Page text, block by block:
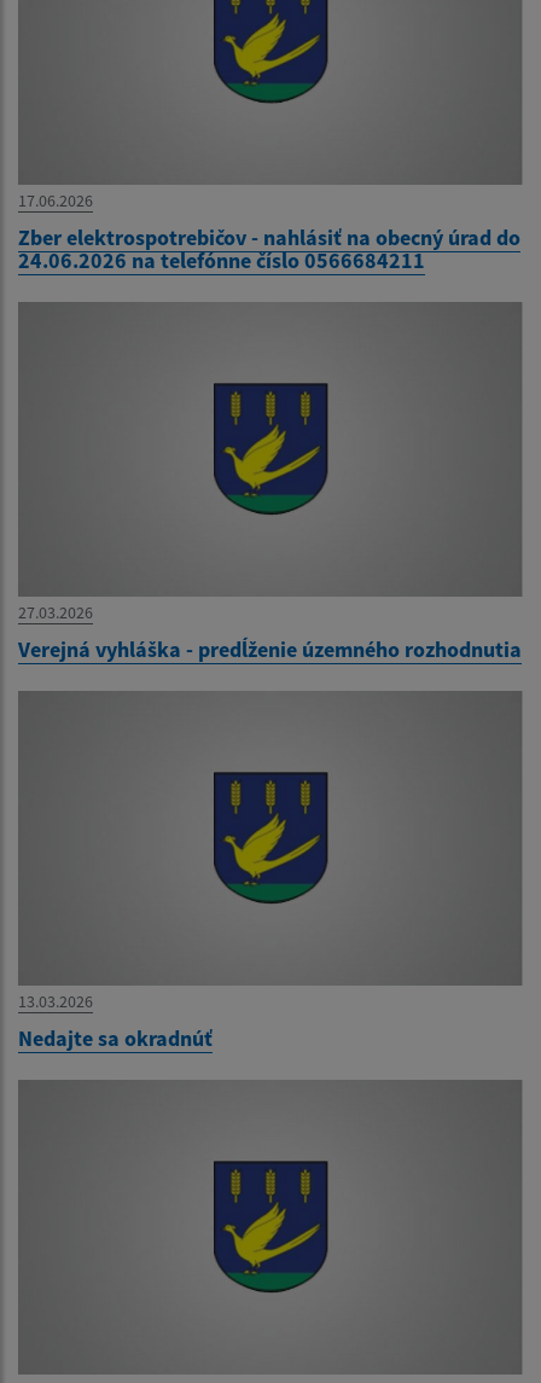
17.06.2026
Zber elektrospotrebičov - nahlásiť na obecný úrad do
24.06.2026 na telefónne číslo 0566684211
27.03.2026
Verejná vyhláška - predĺženie územného rozhodnutia
13.03.2026
Nedajte sa okradnúť